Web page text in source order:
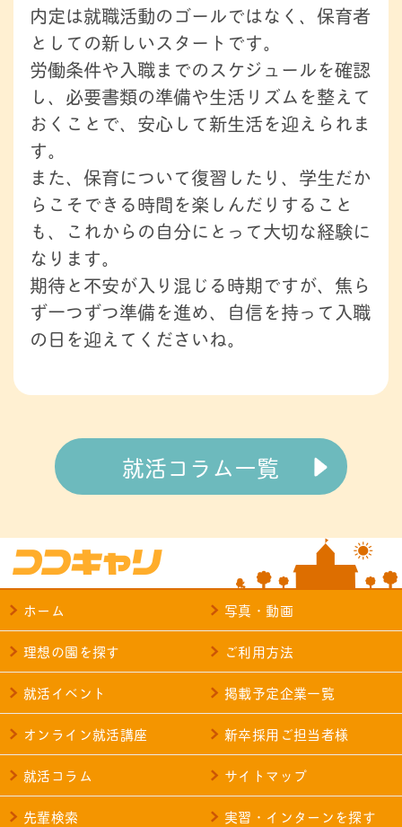
内定は就職活動のゴールではなく、保育者
としての新しいスタートです。
労働条件や入職までのスケジュールを確認
し、必要書類の準備や生活リズムを整えて
おくことで、安心して新生活を迎えられま
す。
また、保育について復習したり、学生だか
らこそできる時間を楽しんだりすること
も、これからの自分にとって大切な経験に
なります。
期待と不安が入り混じる時期ですが、焦ら
ず一つずつ準備を進め、自信を持って入職
の日を迎えてくださいね。
就活コラム一覧
ホーム
理想の園を探す
就活イベント
オンライン就活講座
就活コラム
先輩検索
写真・動画
ご利用方法
掲載予定企業一覧
新卒採用ご担当者様
サイトマップ
実習・インターンを探す